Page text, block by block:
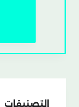
التصنيفات